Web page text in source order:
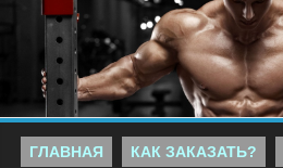
ГЛАВНАЯ КАК ЗАКАЗАТЬ?